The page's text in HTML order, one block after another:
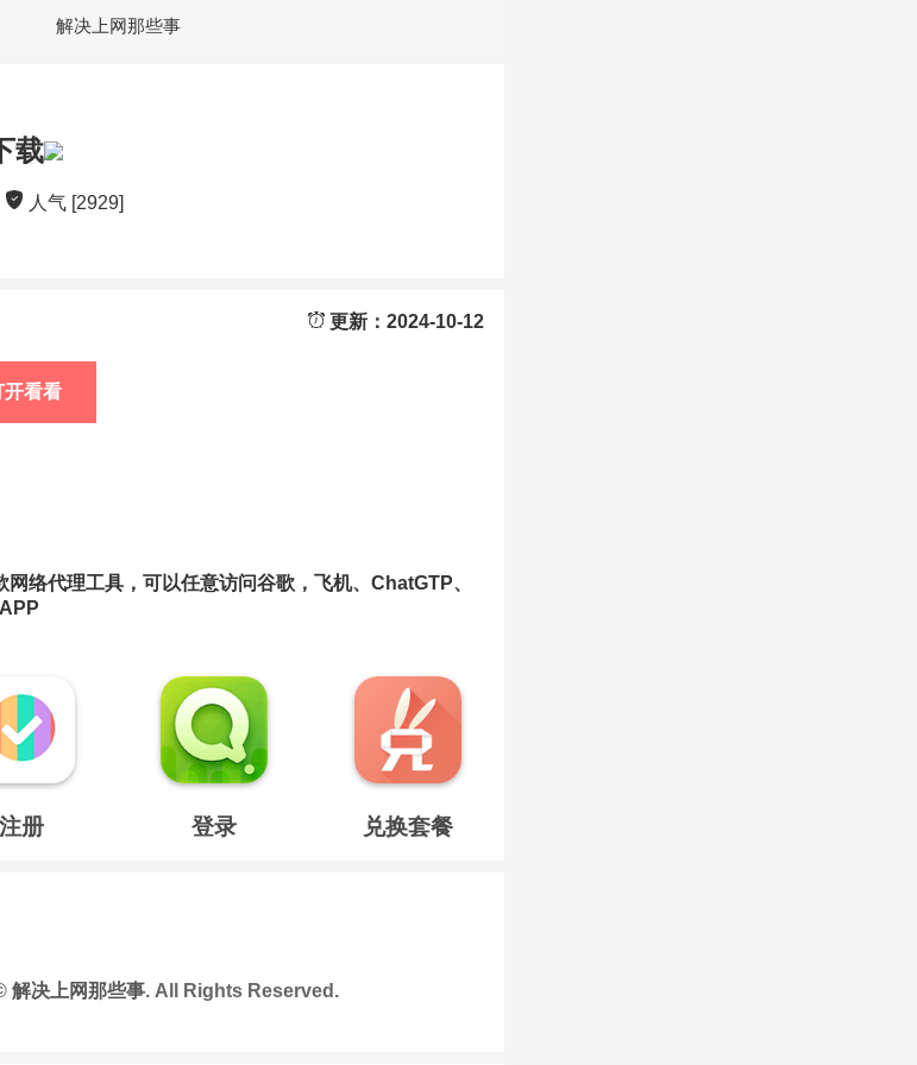
解决上网那些事
载
人气 [2929]
更新：2024-10-12
开看看
络代理工具，可以任意访问谷歌，飞机、ChatGTP、
注册 登录 兑换套餐
解决上网那些事. All Rights Reserved.